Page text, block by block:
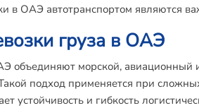
в ОАЭ автотранспортом являются
груза в ОАЭ
объединяют морской, авиационный
подход применяется при
устойчивость и гибкость